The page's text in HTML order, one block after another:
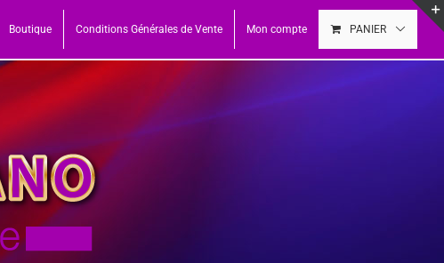
Boutique Conditions Générales de Vente Mon compte PANIER